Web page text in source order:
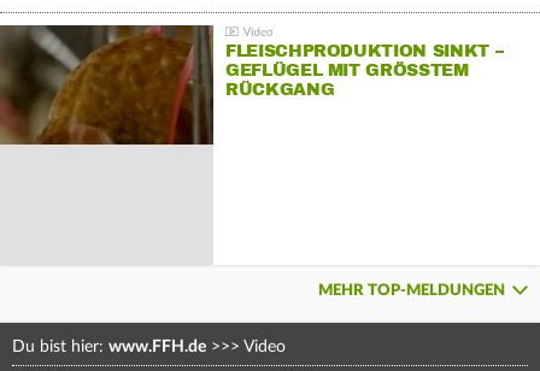
FLEISCHPRODUKTION SINKT –
GEFLÜGEL MIT GRÖSSTEM R
ÜCKGANG
MEHR TOP-MELDUNGEN
Du bist hier: www.FFH.de >>> Video